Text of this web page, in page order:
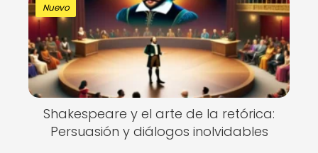
Nuevo
Shakespeare y el arte de la retórica:
Persuasión y diálogos inolvidables